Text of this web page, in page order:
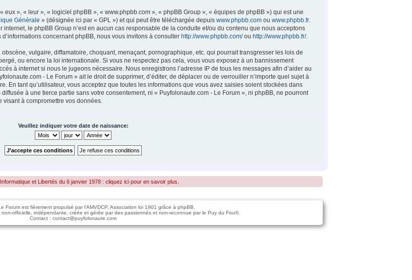
», « leur », « logiciel phpBB », « www.phpbb.com », « phpBB Group », « équipes de phpBB ») qui est une
Générale » (désignée ici par « GPL ») et qui peut être téléchargée depuis www.phpbb.com ou www.phpbb.fr
le phpBB Group n’est en aucun cas responsable de la conduite et/ou du contenu que nous acceptons
concernant phpBB, nous vous invitons à consulter http://www.phpbb.com/ou http://www.phpbb.fr/.
vulgaire, diffamatoire, choquant, menaçant, pornographique, etc. qui pourrait transgresser les lois de
ou encore la loi internationale. Si vous ne respectez pas cela, vous vous exposez à un bannissement
à internet si nous le jugeons nécessaire. Nous enregistrons l’adresse IP de tous les messages afin d’aider au
- Le Forum » ait le droit de supprimer, d’éditer, de déplacer ou de verrouiller n’importe quel sujet à
En tant qu’utilisateur, vous acceptez que toutes les informations que vous avez saisies soient stockées dans
à une tierce partie sans votre consentement, ni « Puyfolonaute.com - Le Forum », ni phpBB, ne pourront
à compromettre vos données.
Veuillez indiquer votre date de naissance:
et Libertés du 6 janvier 1978 : cliquez ici pour en savoir plus.
Forum est fièrement propulsé par l'AMVDCP, Association loi 1901 grâce à phpBB.
officielle, indépendante, créée et gérée par des passionnés et non-reconnue par le Puy du Fou®.
Contact : contact@puyfolonaute.com